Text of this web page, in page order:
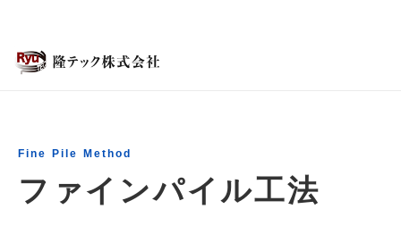
Fine Pile Method
ファインパイル工法